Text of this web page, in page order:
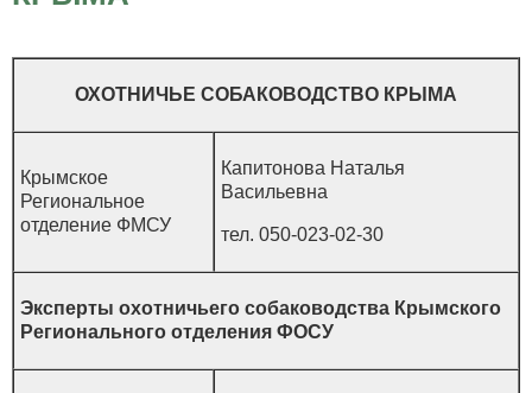
ОХОТНИЧЬЕ СОБАКОВОДСТВО КРЫМА
Крымское
Региональное
отделение ФМСУ
Капитонова Наталья
Васильевна
тел. 050-023-02-30
Эксперты охотничьего собаководства Крымского
Регионального отделения ФОСУ